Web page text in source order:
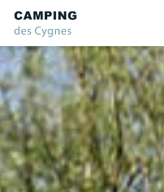
des
Cygnes